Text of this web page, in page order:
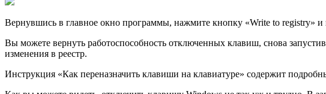
Вернувшись в главное окно программы, нажмите кнопку «Write to registry» и
Вы можете веpнуть работоспособность отключенных клавиш, снова
изменения в реестр.
Инструкция «Как переназначить клавиши на клавиатуре» содержит